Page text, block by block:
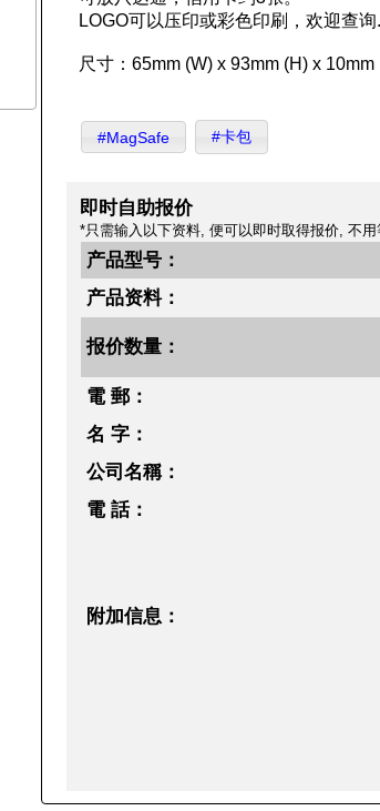
LOGO可以压印或彩色印刷，欢迎查询.
尺寸：65mm (W) x 93mm (H) x 10mm
#MagSafe #卡包
即时自助报价
*只需输入以下资料, 便可以即时取得报价, 不用
产品型号：
产品资料：
报价数量：
電 郵：
名 字：
公司名稱：
電 話：
附加信息：